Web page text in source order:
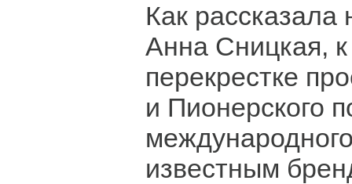
Как
Анна Сницкая, к
перекрестке
и Пионерского
известным